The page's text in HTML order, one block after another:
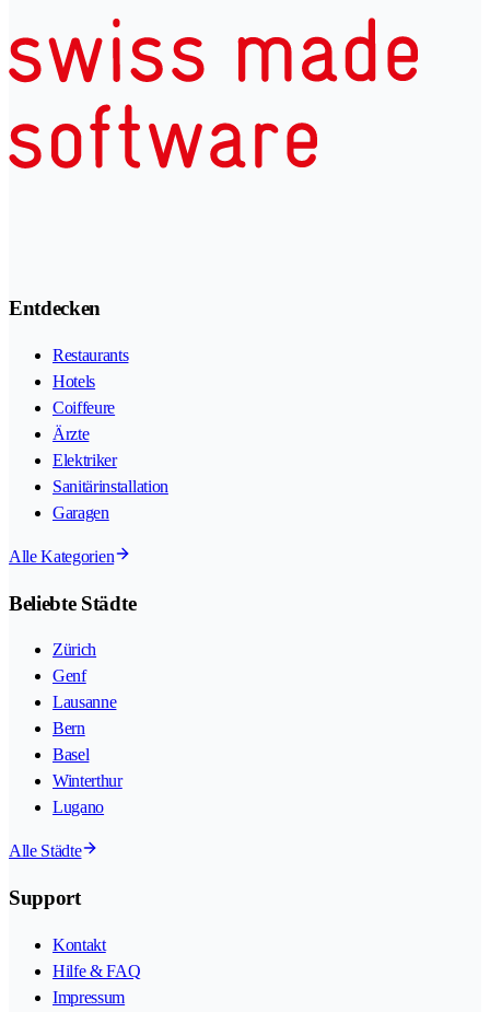
Entdecken
Restaurants
Hotels
Coiffeure
Ärzte
Elektriker
Sanitärinstallation
Garagen
Alle Kategorien
Beliebte Städte
Zürich
Genf
Lausanne
Bern
Basel
Winterthur
Lugano
Alle Städte
Support
Kontakt
Hilfe & FAQ
Impressum